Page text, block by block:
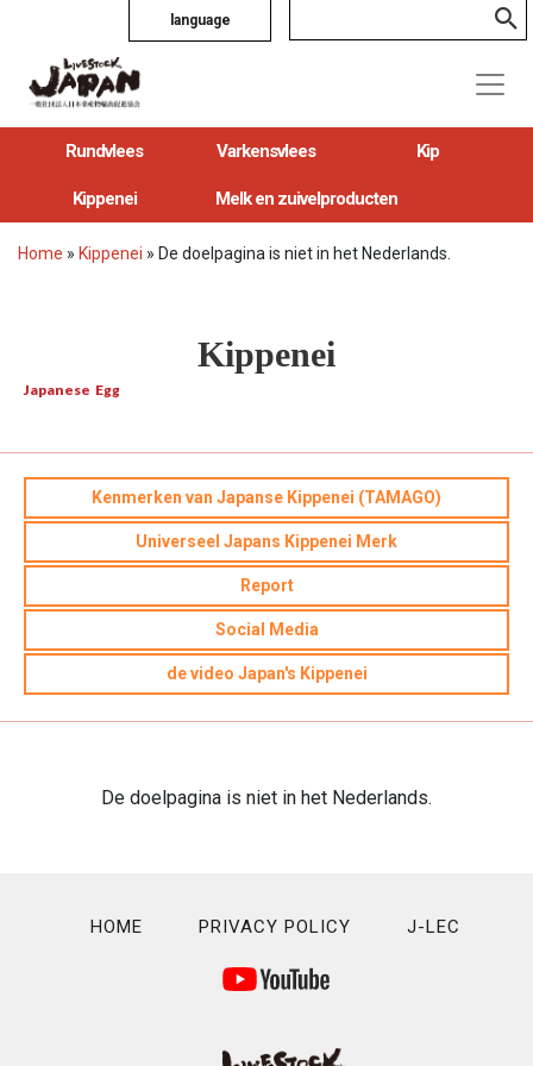
language
Rundvlees Varkensvlees Kip
Kippenei Melk en zuivelproducten
Home » Kippenei » De doelpagina is niet in het Nederlands.
Kippenei
Japanese Egg
Kenmerken van Japanse Kippenei (TAMAGO)
Universeel Japans Kippenei Merk
Report
Social Media
de video Japan's Kippenei
De doelpagina is niet in het Nederlands.
HOME PRIVACY POLICY J-LEC